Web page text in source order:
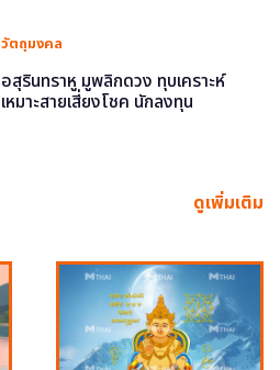
วัตถุมงคล
อสุรินทราหู มูพลิกดวง ทุบเคราะห์
เหมาะสายเสี่ยงโชค นักลงทุน
ดูเพิ่มเติม